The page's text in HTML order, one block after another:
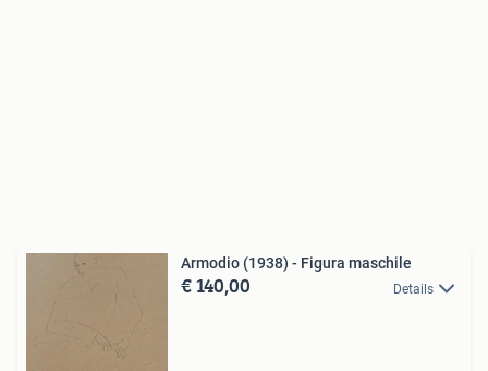
Armodio (1938) - Figura maschile
€ 140,00 Details